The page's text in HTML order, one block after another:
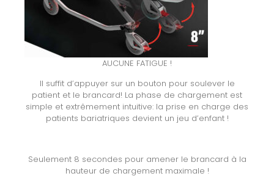
AUCUNE FATIGUE !
Il suffit d’appuyer sur un bouton pour soulever le
patient et le brancard! La phase de chargement est
simple et extrêmement intuitive: la prise en charge des
patients bariatriques devient un jeu d’enfant !
Seulement 8 secondes pour amener le brancard à la
hauteur de chargement maximale !